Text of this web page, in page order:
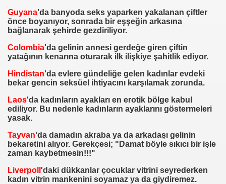
Guyana'da banyoda seks yaparken yakalanan çiftler
önce boyanıyor, sonrada bir eşşeğin arkasına
bağlanarak şehirde gezdiriliyor.
Colombia'da gelinin annesi gerdeğe giren çiftin
yatağının kenarına oturarak ilk ilişkiye şahitlik ediyor.
Hindistan'da evlere gündeliğe gelen kadınlar evdeki
bekar gencin seksüel ihtiyacını karşılamak zorunda.
Laos'da kadınların ayakları en erotik bölge kabul
ediliyor. Bu nedenle kadınların ayaklarını göstermeleri
yasak.
Tayvan'da damadın akraba ya da arkadaşı gelinin
bekaretini alıyor. Gerekçesi; "Damat böyle sıkıcı bir işle
zaman kaybetmesin!!!"
Liverpoll 'daki dükkanlar çocuklar vitrini seyrederken
kadın vitrin mankenini soyamaz ya da giydiremez.